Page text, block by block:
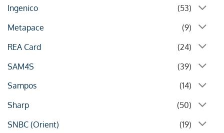
Ingenico
(53)
Metapace
(9)
REA Card
(24)
SAM4S
(39)
Sampos
(14)
Sharp
(50)
SNBC (Orient)
(19)